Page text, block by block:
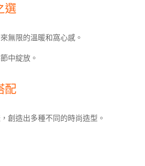
選
無限的溫暖和窩心感。
中綻放。
配
創造出多種不同的時尚造型。